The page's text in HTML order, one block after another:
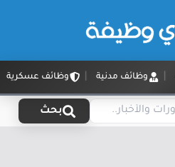
وظائف مدنية وظائف عسكرية
بحث